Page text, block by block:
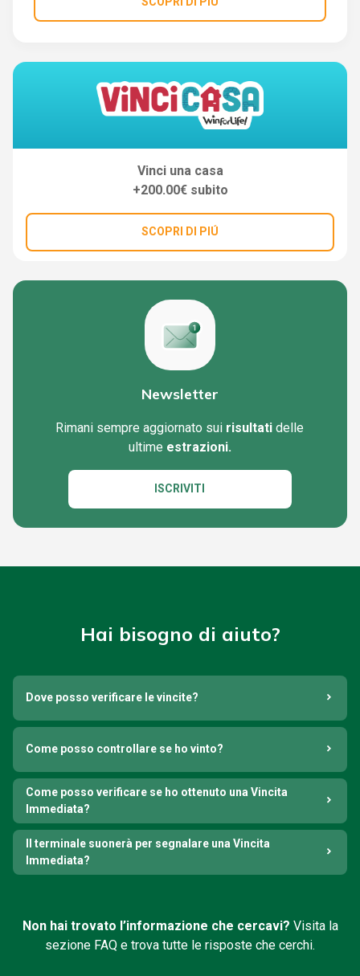
Vinci una casa
+200.00€ subito
SCOPRI DI PIÚ
Newsletter
Rimani sempre aggiornato sui risultati delle
ultime estrazioni.
ISCRIVITI
Hai bisogno di aiuto?
Dove posso verificare le vincite?
Come posso controllare se ho vinto?
Come posso verificare se ho ottenuto una Vincita
Immediata?
Il terminale suonerà per segnalare una Vincita
Immediata?
Non hai trovato l’informazione che cercavi? Visita la
sezione FAQ e trova tutte le risposte che cerchi.